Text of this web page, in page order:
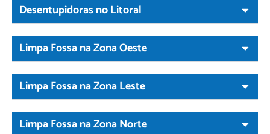
Desentupidoras no Litoral
Limpa Fossa na Zona Oeste
Limpa Fossa na Zona Leste
Limpa Fossa na Zona Norte